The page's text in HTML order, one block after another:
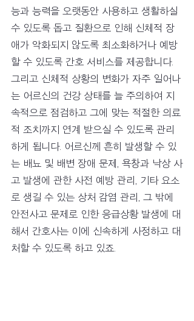
능과 능력을 오랫동안 사용하고 생활하실
수 있도록 돕고 질환으로 인해 신체적 장
애가 악화되지 않도록 최소화하거나 예방
할 수 있도록 간호 서비스를 제공합니다.
그리고 신체적 상황의 변화가 자주 일어나
는 어르신의 건강 상태를 늘 주의하여 지
속적으로 점검하고 그에 맞는 적절한 의료
적 조치까지 연계 받으실 수 있도록 관리
하게 됩니다. 어르신께 흔히 발생할 수 있
는 배뇨 및 배변 장애 문제, 욕창과 낙상 사
고 발생에 관한 사전 예방 관리, 기타 요소
로 생길 수 있는 상처 감염 관리, 그 밖에
안전사고 문제로 인한 응급상황 발생에 대
해서 간호사는 이에 신속하게 사정하고 대
처할 수 있도록 하고 있죠.